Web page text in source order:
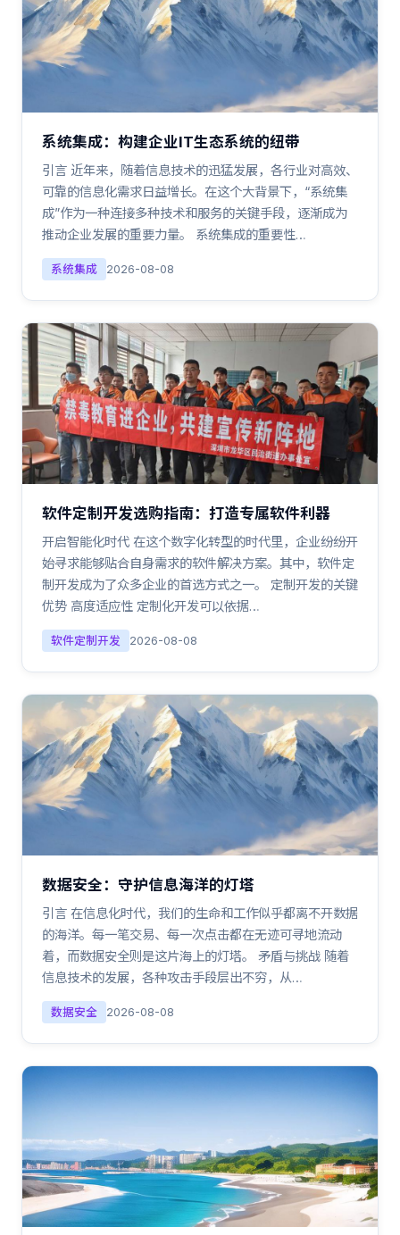
系统集成：构建企业IT生态系统的纽带
引言 近年来，随着信息技术的迅猛发展，各行业对高效、
可靠的信息化需求日益增长。在这个大背景下，“系统集
成”作为一种连接多种技术和服务的关键手段，逐渐成为
推动企业发展的重要力量。 系统集成的重要性…
系统集成 2026-08-08
软件定制开发选购指南：打造专属软件利器
开启智能化时代 在这个数字化转型的时代里，企业纷纷开
始寻求能够贴合自身需求的软件解决方案。其中，软件定
制开发成为了众多企业的首选方式之一。 定制开发的关键
优势 高度适应性 定制化开发可以依据…
软件定制开发 2026-08-08
数据安全：守护信息海洋的灯塔
引言 在信息化时代，我们的生命和工作似乎都离不开数据
的海洋。每一笔交易、每一次点击都在无迹可寻地流动
着，而数据安全则是这片海上的灯塔。 矛盾与挑战 随着
信息技术的发展，各种攻击手段层出不穷，从…
数据安全 2026-08-08